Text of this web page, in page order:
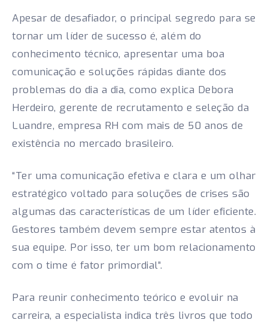
Apesar de desafiador, o principal segredo para se
tornar um líder de sucesso é, além do
conhecimento técnico, apresentar uma boa
comunicação e soluções rápidas diante dos
problemas do dia a dia, como explica Debora
Herdeiro, gerente de recrutamento e seleção da
Luandre, empresa RH com mais de 50 anos de
existência no mercado brasileiro.
“Ter uma comunicação efetiva e clara e um olhar
estratégico voltado para soluções de crises são
algumas das características de um líder eficiente.
Gestores também devem sempre estar atentos à
sua equipe. Por isso, ter um bom relacionamento
com o time é fator primordial”.
Para reunir conhecimento teórico e evoluir na
carreira, a especialista indica três livros que todo